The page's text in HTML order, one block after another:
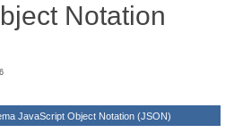
Notation
JavaScript Object Notation (JSON)